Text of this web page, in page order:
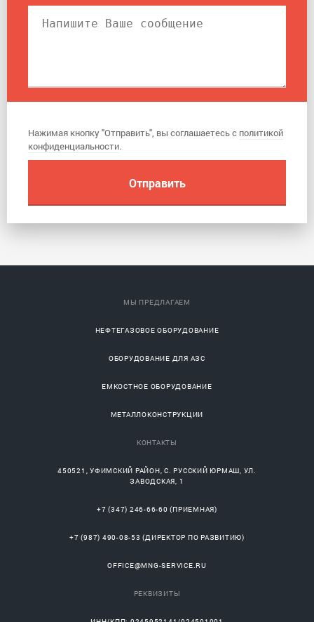
Нажимая кнопку "Отправить", вы соглашаетесь с политикой
конфиденциальности.
МЫ ПРЕДЛАГАЕМ
НЕФТЕГАЗОВОЕ ОБОРУДОВАНИЕ
ОБОРУДОВАНИЕ ДЛЯ АЗС
ЕМКОСТНОЕ ОБОРУДОВАНИЕ
МЕТАЛЛОКОНСТРУКЦИИ
КОНТАКТЫ
450521 ,УФИМСКИЙ РАЙОН, С.РУССКИЙ ЮРМАШ, УЛ.
ЗАВОДСКАЯ, 1
+7 (347) 246-66-60 (ПРИЕМНАЯ)
+7 (987) 490-08-53 (ДИРЕКТОР ПО РАЗВИТИЮ)
OFFICE@MNG-SERVICE.RU
РЕКВИЗИТЫ